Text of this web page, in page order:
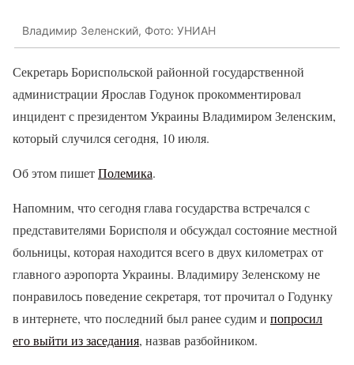
Владимир Зеленский, Фото: УНИАН
Секретарь Бориспольской районной государственной
администрации Ярослав Годунок прокомментировал
инцидент с президентом Украины Владимиром Зеленским,
который случился сегодня, 10 июля.
Об этом пишетПолемика.
Напомним, что сегодня глава государства встречался с
представителями Борисполя и обсуждал состояние местной
больницы, которая находится всего в двух километрах от
главного аэропорта Украины. Владимиру Зеленскому не
понравилось поведение секретаря, тот прочитал о Годунку
в интернете, что последний был ранее судим и попросил
его выйти из заседания, назвав разбойником.